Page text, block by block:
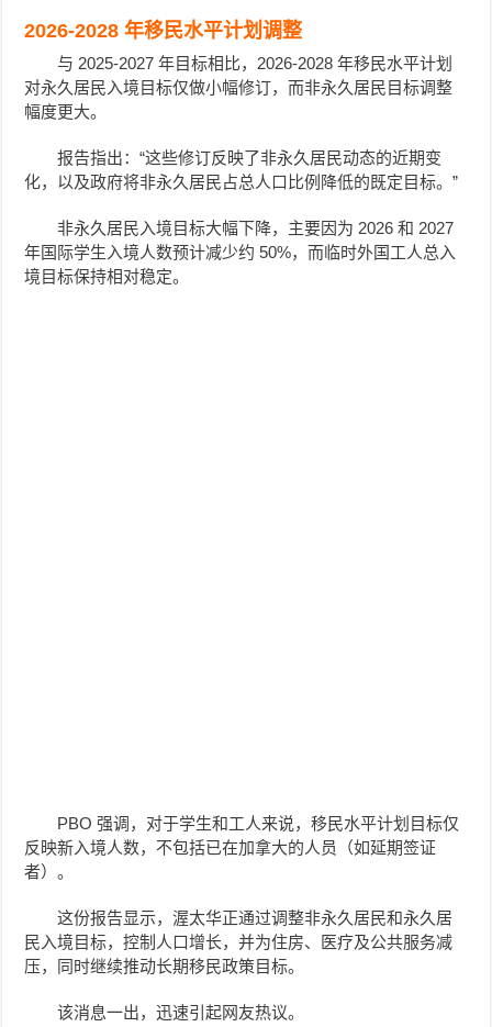
2026-2028 年移民水平计划调整
与 2025-2027 年目标相比，2026-2028 年移民水平计划
对永久居民入境目标仅做小幅修订，而非永久居民目标调整
幅度更大。
报告指出：“这些修订反映了非永久居民动态的近期变
化，以及政府将非永久居民占总人口比例降低的既定目标。”
非永久居民入境目标大幅下降，主要因为 2026 和 2027
年国际学生入境人数预计减少约 50%，而临时外国工人总入
境目标保持相对稳定。
PBO 强调，对于学生和工人来说，移民水平计划目标仅
反映新入境人数，不包括已在加拿大的人员（如延期签证
者）。
这份报告显示，渥太华正通过调整非永久居民和永久居
民入境目标，控制人口增长，并为住房、医疗及公共服务减
压，同时继续推动长期移民政策目标。
该消息一出，迅速引起网友热议。